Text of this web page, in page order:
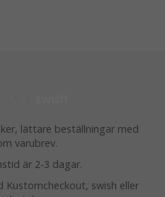
lättare beställningar med
varubrev.
är 2-3 dagar.
Kustomcheckout, swish eller